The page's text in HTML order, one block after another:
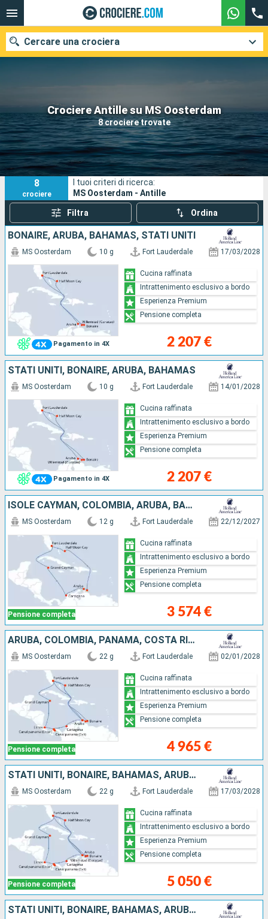
Crociere Antille su MS Oosterdam
8 crociere trovate
Cercare una crociera
Le nostre destinazioni
Mesi di partenza
Porti Compagnie
Ricerca
8
crociere
I tuoi criteri di ricerca:
MS Oosterdam - Antille
Filtra Ordina
BONAIRE, ARUBA, BAHAMAS, STATI UNITI
Pagamento in 4X
MS Oosterdam 10 g Fort Lauderdale 17/03/2028
2 207 €
Cucina raffinata
Intrattenimento esclusivo a bordo
Esperienza Premium
Pensione completa
STATI UNITI, BONAIRE, ARUBA, BAHAMAS
Pagamento in 4X
MS Oosterdam 10 g Fort Lauderdale 14/01/2028
2 207 €
Cucina raffinata
Intrattenimento esclusivo a bordo
Esperienza Premium
Pensione completa
ISOLE CAYMAN, COLOMBIA, ARUBA, BAHAMAS, STATI UNITI
Pensione completa
MS Oosterdam 12 g Fort Lauderdale 22/12/2027
3 574 €
Cucina raffinata
Intrattenimento esclusivo a bordo
Esperienza Premium
Pensione completa
ARUBA, COLOMBIA, PANAMA, COSTA RICA, ISOLE CAYMAN, STATI UNITI, BONAIRE, BAHAMAS
Pensione completa
MS Oosterdam 22 g Fort Lauderdale 02/01/2028
4 965 €
Cucina raffinata
Intrattenimento esclusivo a bordo
Esperienza Premium
Pensione completa
STATI UNITI, BONAIRE, BAHAMAS, ARUBA, COLOMBIA, PANAMA, COSTA RICA, ISOLE CAYMAN
Pensione completa
MS Oosterdam 22 g Fort Lauderdale 17/03/2028
5 050 €
Cucina raffinata
Intrattenimento esclusivo a bordo
Esperienza Premium
Pensione completa
STATI UNITI, BONAIRE, BAHAMAS, ARUBA, COLOMBIA, PANAMA, COSTA RICA, ISOLE CAYMAN